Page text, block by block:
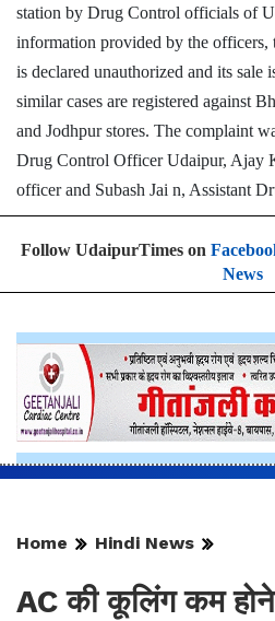
station by Drug Control officials of
information provided by the officers,
is declared unauthorized and its sale
similar cases are registered against
and Jodhpur stores. The complaint
Drug Control Officer Udaipur, Ajay
officer and Subash Jai n, Assistant
Follow UdaipurTimes on
News
Home Hindi News
AC की कूलिंग कम